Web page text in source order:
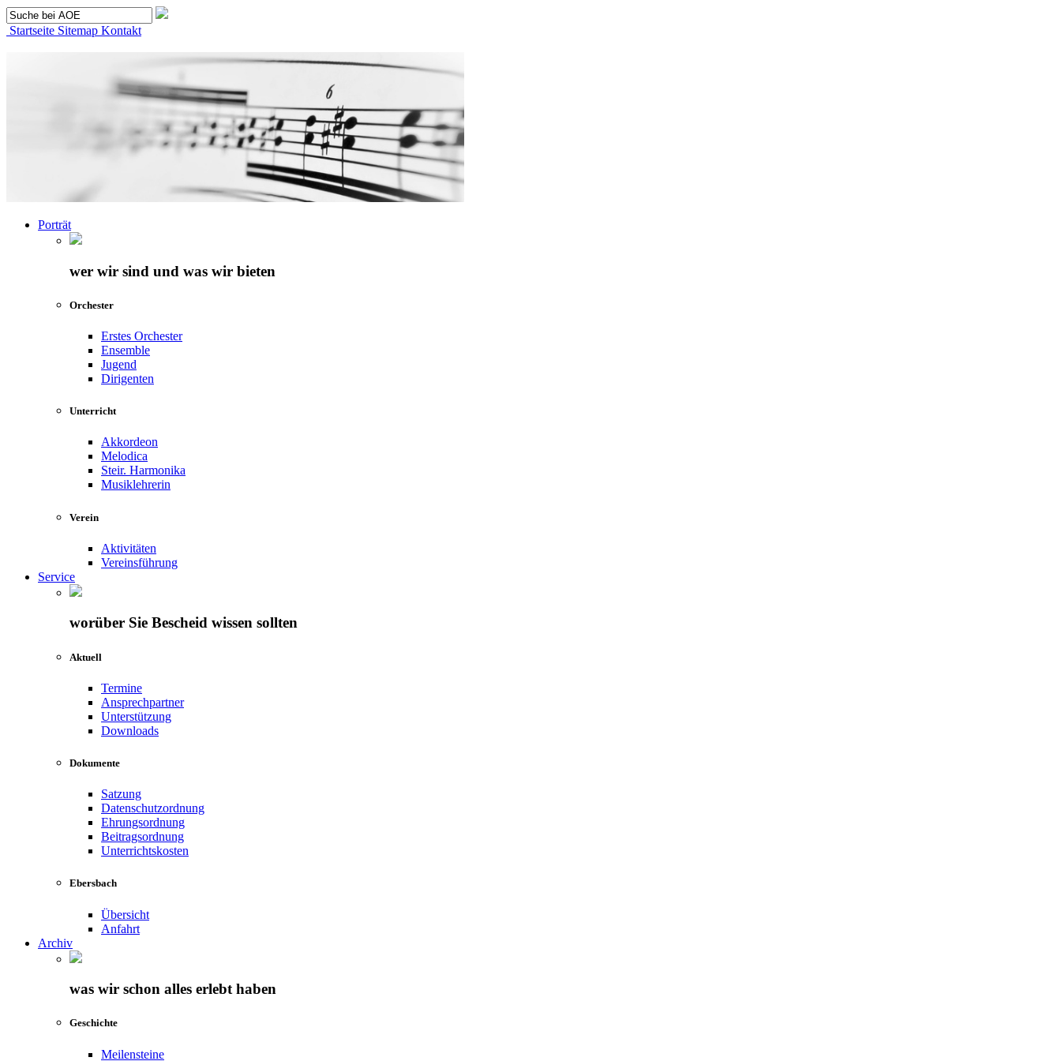
Startseite Sitemap Kontakt
Porträt
wer wir sind und was wir bieten
Orchester
Erstes Orchester
Ensemble
Jugend
Dirigenten
Unterricht
Akkordeon
Melodica
Steir. Harmonika
Musiklehrerin
Verein
Aktivitäten
Vereinsführung
Service
worüber Sie Bescheid wissen sollten
Aktuell
Termine
Ansprechpartner
Unterstützung
Downloads
Dokumente
Satzung
Datenschutzordnung
Ehrungsordnung
Beitragsordnung
Unterrichtskosten
Ebersbach
Übersicht
Anfahrt
Archiv
was wir schon alles erlebt haben
Geschichte
Meilensteine